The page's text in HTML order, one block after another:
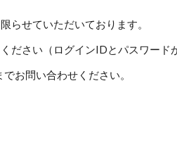
らせていただいております。
ださい（ログインIDとパスワード
お問い合わせください。